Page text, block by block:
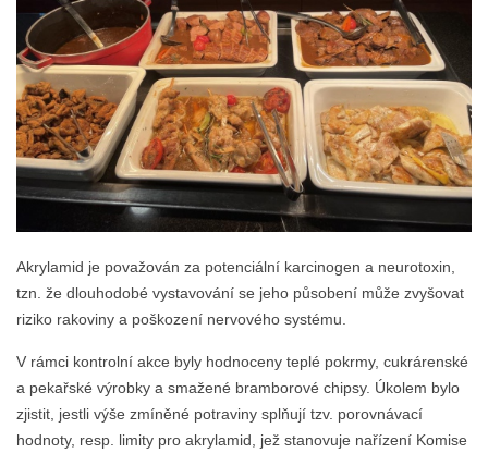
Akrylamid je považován za potenciální karcinogen a neurotoxin,
tzn. že dlouhodobé vystavování se jeho působení může zvyšovat
riziko rakoviny a poškození nervového systému.
V rámci kontrolní akce byly hodnoceny teplé pokrmy, cukrárenské
a pekařské výrobky a smažené bramborové chipsy. Úkolem bylo
zjistit, jestli výše zmíněné potraviny splňují tzv. porovnávací
hodnoty, resp. limity pro akrylamid, jež stanovuje nařízení Komise